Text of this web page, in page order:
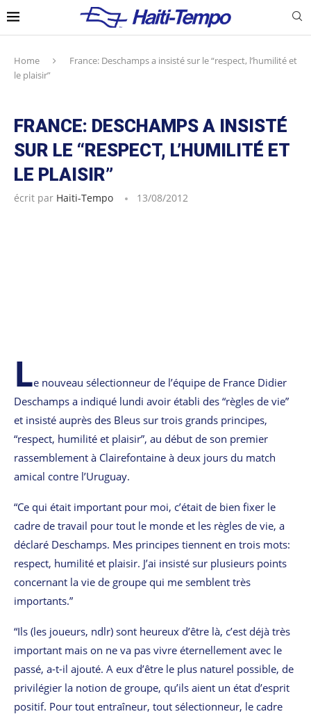
Home
France: Deschamps a insisté sur le “respect, l’humilité et
le plaisir”
FRANCE: DESCHAMPS A INSISTÉ
SUR LE “RESPECT, L’HUMILITÉ ET
LE PLAISIR”
écrit par Haiti-Tempo 13/08/2012
Le nouveau sélectionneur de l’équipe de France Didier
Deschamps a indiqué lundi avoir établi des “règles de vie”
et insisté auprès des Bleus sur trois grands principes,
“respect, humilité et plaisir”, au début de son premier
rassemblement à Clairefontaine à deux jours du match
amical contre l’Uruguay.
“Ce qui était important pour moi, c’était de bien fixer le
cadre de travail pour tout le monde et les règles de vie, a
déclaré Deschamps. Mes principes tiennent en trois mots:
respect, humilité et plaisir. J’ai insisté sur plusieurs points
concernant la vie de groupe qui me semblent très
importants.”
“Ils (les joueurs, ndlr) sont heureux d’être là, c’est déjà très
important mais on ne va pas vivre éternellement avec le
passé, a-t-il ajouté. A eux d’être le plus naturel possible, de
privilégier la notion de groupe, qu’ils aient un état d’esprit
positif. Pour tout entraîneur, tout sélectionneur, le cadre